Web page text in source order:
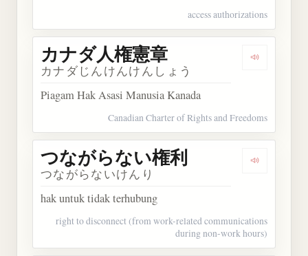
access authorizations
Dengarkan
カナダ人権憲章
カナダじんけんけんしょう
Piagam Hak Asasi Manusia Kanada
Canadian Charter of Rights and Freedoms
Dengarkan
つながらない権利
つながらないけんり
hak untuk tidak terhubung
right to disconnect (from work-related communications
during non-work hours)